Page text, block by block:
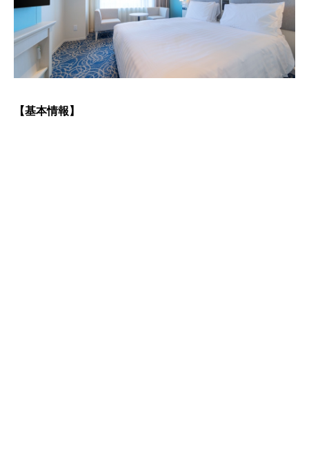
【基本情報】